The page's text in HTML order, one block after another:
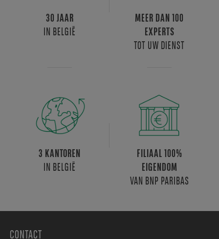
30 JAAR
IN BELGIË
MEER DAN 100
EXPERTS
TOT UW DIENST
3 KANTOREN
IN BELGIË
FILIAAL 100%
EIGENDOM
VAN BNP PARIBAS
CONTACT